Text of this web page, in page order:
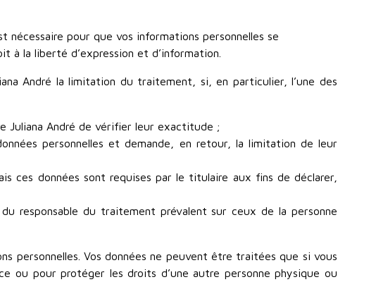
nécessaire pour que vos informations personnelles se
à la liberté d’expression et d’information.
André la limitation du traitement, si, en particulier, l’une des
Juliana André de vérifier leur exactitude ;
personnelles et demande, en retour, la limitation de leur
ces données sont requises par le titulaire aux fins de déclarer,
responsable du traitement prévalent sur ceux de la personne
personnelles. Vos données ne peuvent être traitées que si vous
ou pour protéger les droits d’une autre personne physique ou